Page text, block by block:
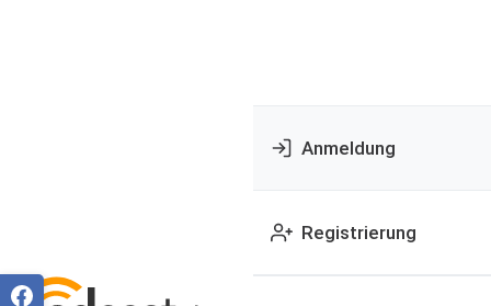
Anmeldung
Registrierung